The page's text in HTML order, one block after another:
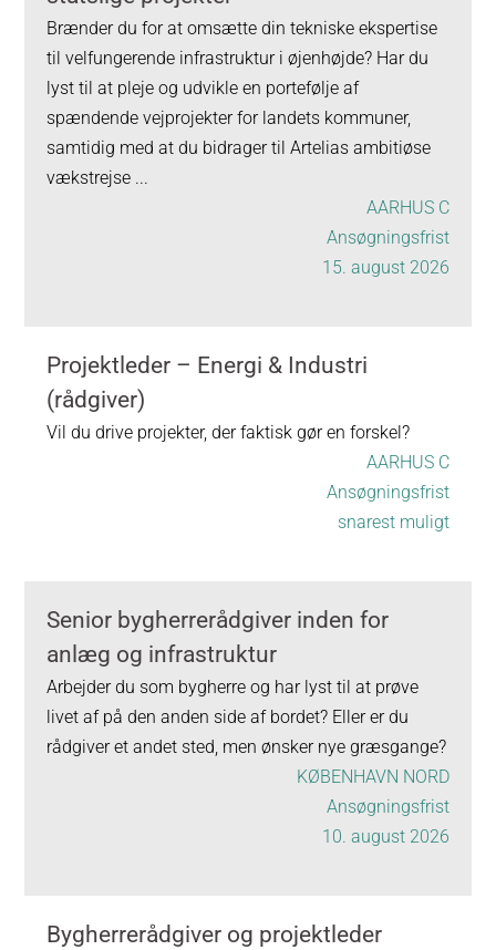
Brænder du for at omsætte din tekniske ekspertise
til velfungerende infrastruktur i øjenhøjde? Har du
lyst til at pleje og udvikle en portefølje af
spændende vejprojekter for landets kommuner,
samtidig med at du bidrager til Artelias ambitiøse
vækstrejse ...
AARHUS C
Ansøgningsfrist
15. august 2026
Projektleder – Energi & Industri
(rådgiver)
Vil du drive projekter, der faktisk gør en forskel?
AARHUS C
Ansøgningsfrist
snarest muligt
Senior bygherrerådgiver inden for
anlæg og infrastruktur
Arbejder du som bygherre og har lyst til at prøve
livet af på den anden side af bordet? Eller er du
rådgiver et andet sted, men ønsker nye græsgange?
KØBENHAVN NORD
Ansøgningsfrist
10. august 2026
Bygherrerådgiver og projektleder